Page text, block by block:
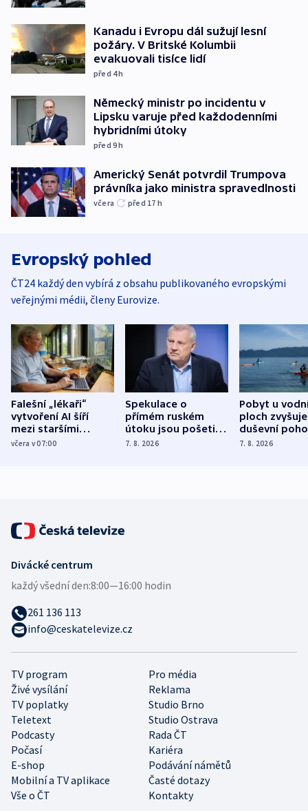
Kanadu i Evropu dál sužují lesní
požáry. V Britské Kolumbii
evakuovali tisíce lidí
před 4h
Německý ministr po incidentu v
Lipsku varuje před každodenními
hybridními útoky
před 9h
Americký Senát potvrdil Trumpova
právníka jako ministra spravedlnosti
včera před 17 h
Evropský pohled
ČT24 každý den vybírá z obsahu publikovaného evropskými
veřejnými médii, členy Eurovize.
Falešní „lékaři“
vytvoření AI šíří
mezi staršími
Poláky nebezpečné
včera v 07:00
Spekulace o
přímém ruském
útoku jsou pošetilé,
míní estonský
7. 8. 2026
Pobyt u
ploch zvyšuje
duševní
ukázala
7. 8. 2026
TV program
Pro média
Živé vysílání
Reklama
TV poplatky
Studio Brno
Teletext
Studio Ostrava
Podcasty
Rada ČT
Počasí
Kariéra
E-shop
Podávání námětů
Mobilní a TV aplikace
Časté dotazy
Vše o ČT
Kontakty
Divácké centrum
každý všední den:8:00—16:00 hodin
261 136 113
info@ceskatelevize.cz